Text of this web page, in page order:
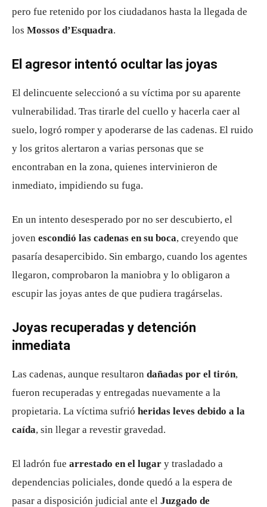
pero fue retenido por los ciudadanos hasta la llegada de
los Mossos d’Esquadra.
El agresor intentó ocultar las joyas
El delincuente seleccionó a su víctima por su aparente
vulnerabilidad. Tras tirarle del cuello y hacerla caer al
suelo, logró romper y apoderarse de las cadenas. El ruido
y los gritos alertaron a varias personas que se
encontraban en la zona, quienes intervinieron de
inmediato, impidiendo su fuga.
En un intento desesperado por no ser descubierto, el
joven escondió las cadenas en su boca, creyendo que
pasaría desapercibido. Sin embargo, cuando los agentes
llegaron, comprobaron la maniobra y lo obligaron a
escupir las joyas antes de que pudiera tragárselas.
Joyas recuperadas y detención
inmediata
Las cadenas, aunque resultaron dañadas por el tirón,
fueron recuperadas y entregadas nuevamente a la
propietaria. La víctima sufrió heridas leves debido a la
caída, sin llegar a revestir gravedad.
El ladrón fue arrestado en el lugar y trasladado a
dependencias policiales, donde quedó a la espera de
pasar a disposición judicial ante el Juzgado de